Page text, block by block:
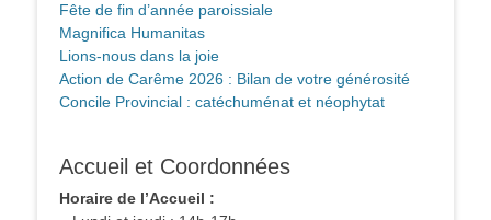
Fête de fin d’année paroissiale
Magnifica Humanitas
Lions-nous dans la joie
Action de Carême 2026 : Bilan de votre générosité
Concile Provincial : catéchuménat et néophytat
Accueil et Coordonnées
Horaire de l’Accueil :